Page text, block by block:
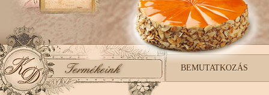
BEMUTATKOZÁS